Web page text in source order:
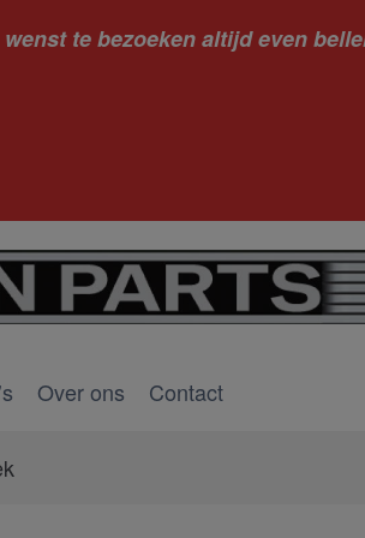
te bezoeken altijd even
Over ons Contact